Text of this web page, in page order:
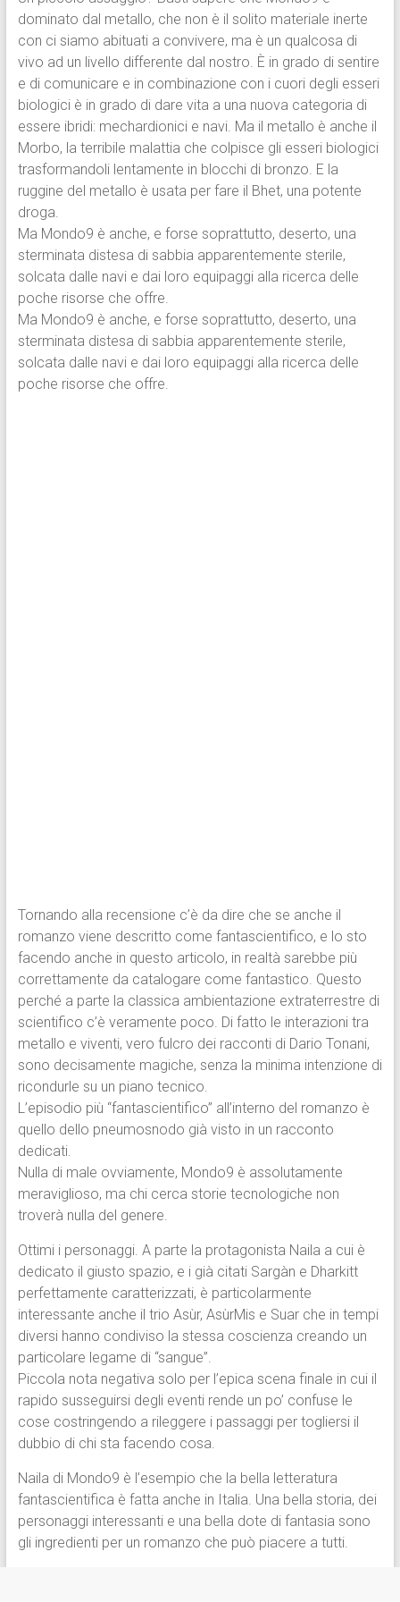
dominato dal metallo, che non è il solito materiale inerte
con ci siamo abituati a convivere, ma è un qualcosa di
vivo ad un livello differente dal nostro. È in grado di sentire
e di comunicare e in combinazione con i cuori degli esseri
biologici è in grado di dare vita a una nuova categoria di
essere ibridi: mechardionici e navi. Ma il metallo è anche il
Morbo, la terribile malattia che colpisce gli esseri biologici
trasformandoli lentamente in blocchi di bronzo. E la
ruggine del metallo è usata per fare il Bhet, una potente
droga.
Ma Mondo9 è anche, e forse soprattutto, deserto, una
sterminata distesa di sabbia apparentemente sterile,
solcata dalle navi e dai loro equipaggi alla ricerca delle
poche risorse che offre.
Ma Mondo9 è anche, e forse soprattutto, deserto, una
sterminata distesa di sabbia apparentemente sterile,
solcata dalle navi e dai loro equipaggi alla ricerca delle
poche risorse che offre.
Tornando alla recensione c’è da dire che se anche il
romanzo viene descritto come fantascientifico, e lo sto
facendo anche in questo articolo, in realtà sarebbe più
correttamente da catalogare come fantastico. Questo
perché a parte la classica ambientazione extraterrestre di
scientifico c’è veramente poco. Di fatto le interazioni tra
metallo e viventi, vero fulcro dei racconti di Dario Tonani,
sono decisamente magiche, senza la minima intenzione di
ricondurle su un piano tecnico.
L’episodio più “fantascientifico” all’interno del romanzo è
quello dello pneumosnodo già visto in un racconto
dedicati.
Nulla di male ovviamente, Mondo9 è assolutamente
meraviglioso, ma chi cerca storie tecnologiche non
troverà nulla del genere.
Ottimi i personaggi. A parte la protagonista Naila a cui è
dedicato il giusto spazio, e i già citati Sargàn e Dharkitt
perfettamente caratterizzati, è particolarmente
interessante anche il trio Asùr, AsùrMis e Suar che in tempi
diversi hanno condiviso la stessa coscienza creando un
particolare legame di “sangue”.
Piccola nota negativa solo per l’epica scena finale in cui il
rapido susseguirsi degli eventi rende un po’ confuse le
cose costringendo a rileggere i passaggi per togliersi il
dubbio di chi sta facendo cosa.
Naila di Mondo9 è l’esempio che la bella letteratura
fantascientifica è fatta anche in Italia. Una bella storia, dei
personaggi interessanti e una bella dote di fantasia sono
gli ingredienti per un romanzo che può piacere a tutti.